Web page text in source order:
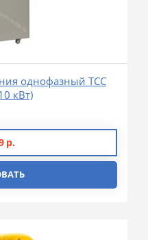
однофазный TCC
кВт)
р.